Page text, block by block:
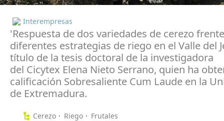
Interempresas
'Respuesta de dos variedades de cerezo
diferentes estrategias de riego en el Valle del
título de la tesis doctoral de la investigadora
del Cicytex Elena Nieto Serrano, quien ha
calificación Sobresaliente Cum Laude en la
de Extremadura.
Cerezo Riego
Frutales